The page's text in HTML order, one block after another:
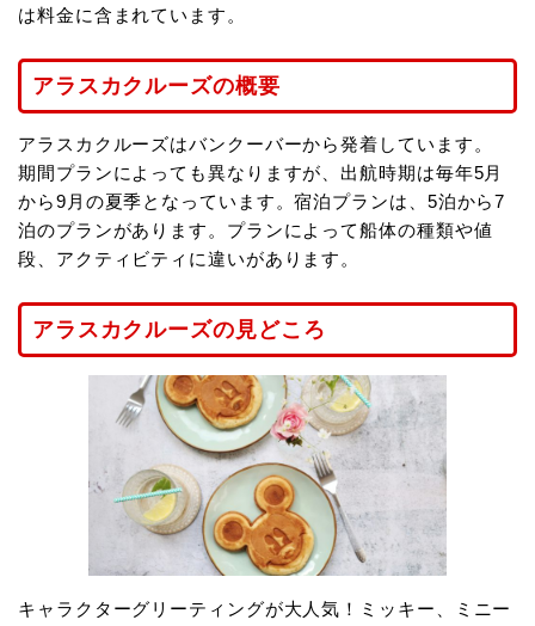
は料金に含まれています。
アラスカクルーズの概要
アラスカクルーズはバンクーバーから発着しています。
期間プランによっても異なりますが、出航時期は毎年5月
から9月の夏季となっています。宿泊プランは、5泊から7
泊のプランがあります。プランによって船体の種類や値
段、アクティビティに違いがあります。
アラスカクルーズの見どころ
キャラクターグリーティングが大人気！ミッキー、ミニー